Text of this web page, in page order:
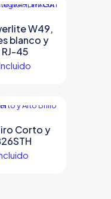
W49,
blanco y
45
Corto y